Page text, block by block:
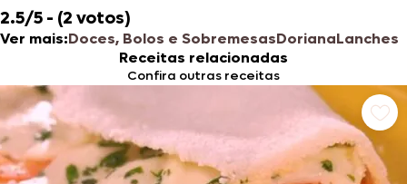
2.5/5 - (2 votos)
Ver mais:Doces, Bolos e SobremesasDorianaLanches
Receitas relacionadas
Confira outras receitas